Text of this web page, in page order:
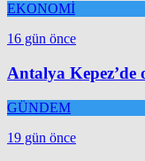
EKONOMİ
16 gün önce
Antalya Kepez’de
GÜNDEM
19 gün önce